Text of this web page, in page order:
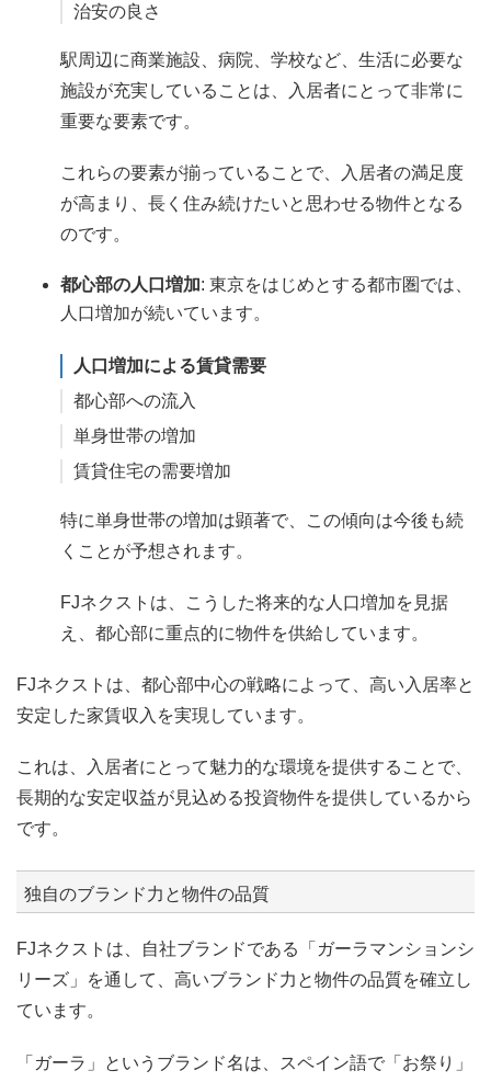
治安の良さ
駅周辺に商業施設、病院、学校など、生活に必要な
施設が充実していることは、入居者にとって非常に
重要な要素です。
これらの要素が揃っていることで、入居者の満足度
が高まり、長く住み続けたいと思わせる物件となる
のです。
都心部の人口増加: 東京をはじめとする都市圏では、
人口増加が続いています。
人口増加による賃貸需要
都心部への流入
単身世帯の増加
賃貸住宅の需要増加
特に単身世帯の増加は顕著で、この傾向は今後も続
くことが予想されます。
FJネクストは、こうした将来的な人口増加を見据
え、都心部に重点的に物件を供給しています。
FJネクストは、都心部中心の戦略によって、高い入居率と
安定した家賃収入を実現しています。
これは、入居者にとって魅力的な環境を提供することで、
長期的な安定収益が見込める投資物件を提供しているから
です。
独自のブランド力と物件の品質
FJネクストは、自社ブランドである「ガーラマンションシ
リーズ」を通して、高いブランド力と物件の品質を確立し
ています。
「ガーラ」というブランド名は、スペイン語で「お祭り」